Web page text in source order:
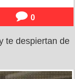
0
te despiertan de